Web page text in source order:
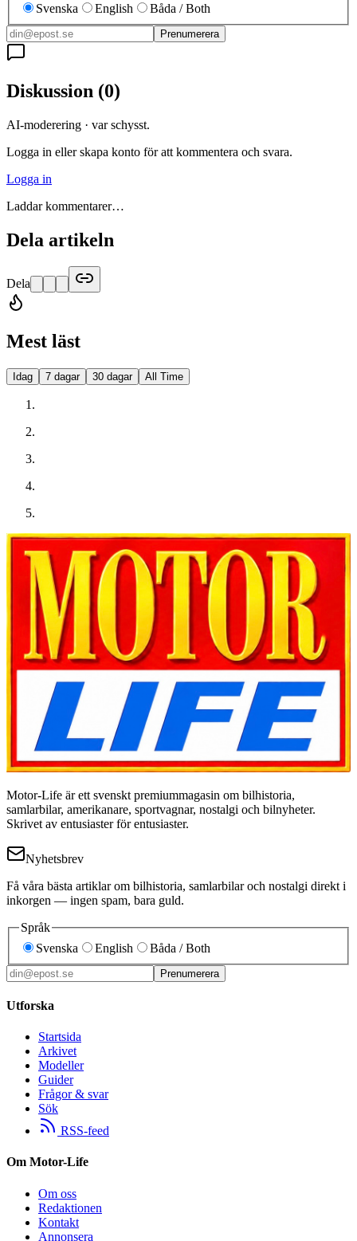
Svenska
English Båda / Both
Prenumerera
Diskussion (0)
AI-moderering · var schysst.
Logga in eller skapa konto för att kommentera och svara.
Logga in
Laddar kommentarer…
Dela artikeln
Dela
Mest läst
Idag 7 dagar 30 dagar All Time
Motor-Life är ett svenskt premiummagasin om bilhistoria,
samlarbilar, amerikanare, sportvagnar, nostalgi och bilnyheter.
Skrivet av entusiaster för entusiaster.
Nyhetsbrev
Få våra bästa artiklar om bilhistoria, samlarbilar och nostalgi direkt i
inkorgen — ingen spam, bara guld.
Språk
Svenska
English Båda / Both
Prenumerera
Utforska
Startsida
Arkivet
Modeller
Guider
Frågor & svar
Sök
RSS-feed
Om Motor-Life
Om oss
Redaktionen
Kontakt
Annonsera